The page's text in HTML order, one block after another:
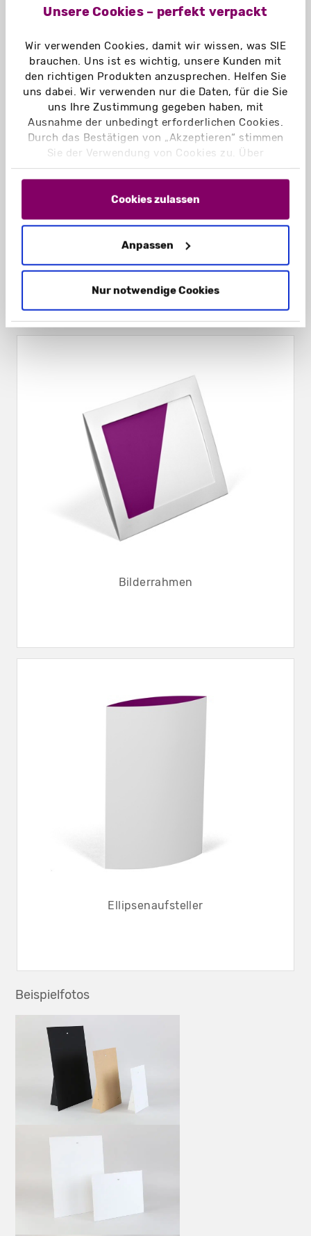
Unsere Cookies – perfekt verpackt
Wir verwenden Cookies, damit wir wissen, was SIE
brauchen. Uns ist es wichtig, unsere Kunden mit
den richtigen Produkten anzusprechen. Helfen Sie
uns dabei. Wir verwenden nur die Daten, für die Sie
uns Ihre Zustimmung gegeben haben, mit
Ausnahme der unbedingt erforderlichen Cookies.
Durch das Bestätigen von „Akzeptieren“ stimmen
Sie der Verwendung von Cookies zu. Über
„Einstellungen“ können Sie auswählen, welche
Cookies Sie zulassen. Hier finden Sie unser
und unsereDatenschutzerklärung
Cookies zulassen
Anpassen
Nur notwendige Cookies
Bilderrahmen
Ellipsenaufsteller
Beispielfotos